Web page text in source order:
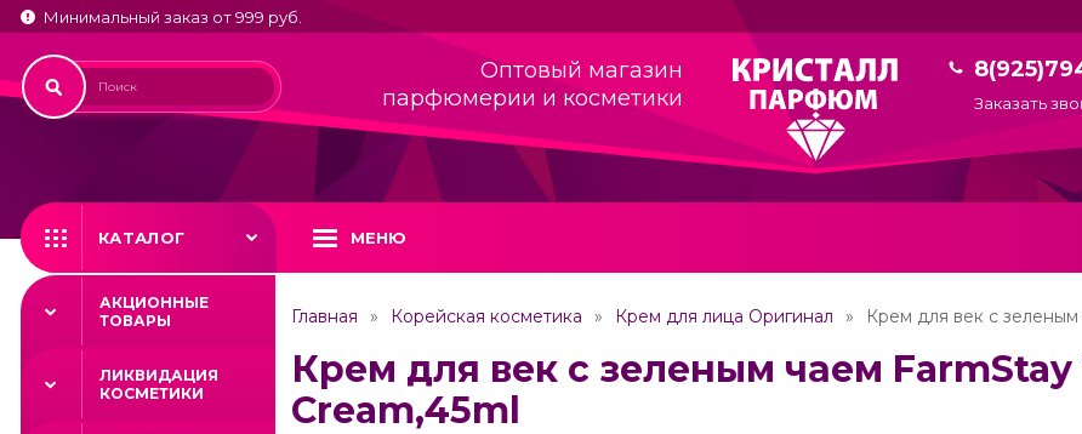
Минимальный заказ от 999 руб.
Оптовый магазин
парфюмерии и косметики
Заказать
КАТАЛОГ МЕНЮ
АКЦИОННЫЕ
ТОВАРЫ
ЛИКВИДАЦИЯ
КОСМЕТИКИ
Главная Корейская косметика Крем для лица Оригинал Крем для век с
Крем для век с зеленым чаем FarmStay
Cream,45ml